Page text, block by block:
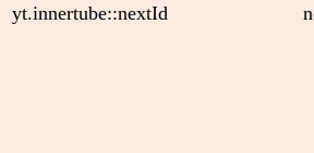
yt.innertube::nextId